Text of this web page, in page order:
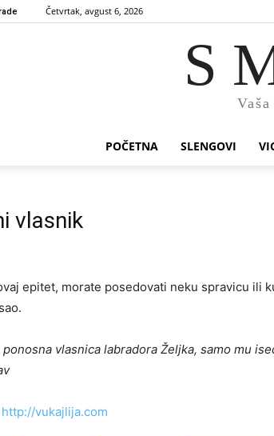
Četvrtak, avgust 6, 2026
S
POČETNA SLENGOVI
vlasnik
epitet, morate posedovati neku spravicu ili
ponosna vlasnica labradora Željka, samo mu
http://vukajlija.com